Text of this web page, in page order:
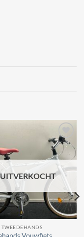
Add to
wishlist
UITVERKOCHT
TWEEDEHANDS